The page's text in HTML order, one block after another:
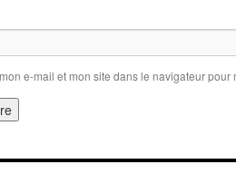
e-mail et mon site dans le navigateur